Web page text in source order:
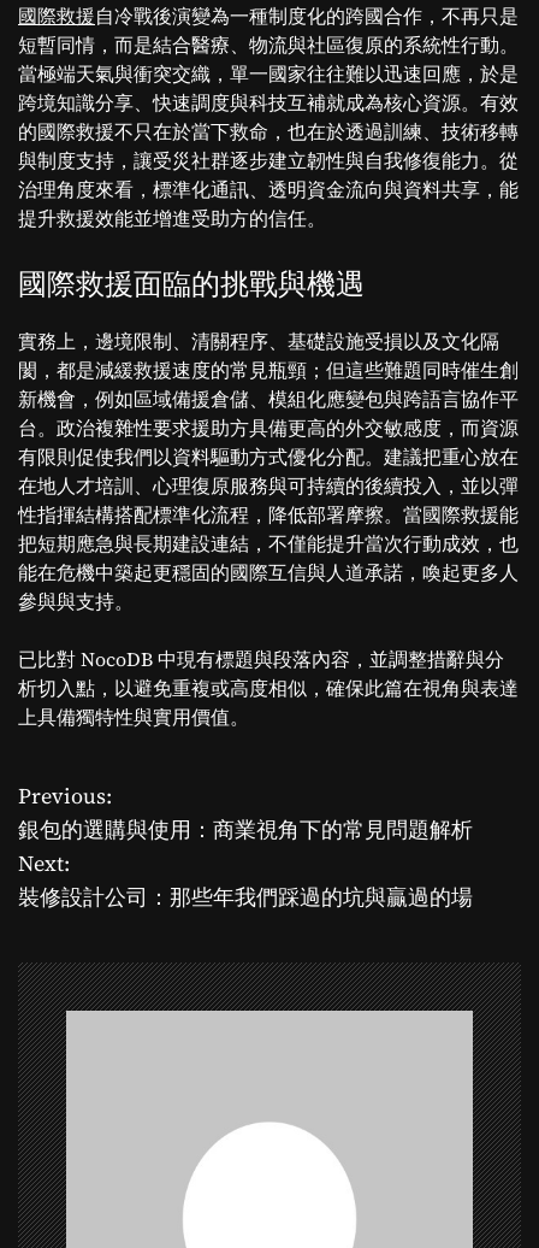
國際救援自冷戰後演變為一種制度化的跨國合作，不再只是
短暫同情，而是結合醫療、物流與社區復原的系統性行動。
當極端天氣與衝突交織，單一國家往往難以迅速回應，於是
跨境知識分享、快速調度與科技互補就成為核心資源。有效
的國際救援不只在於當下救命，也在於透過訓練、技術移轉
與制度支持，讓受災社群逐步建立韌性與自我修復能力。從
治理角度來看，標準化通訊、透明資金流向與資料共享，能
提升救援效能並增進受助方的信任。
國際救援面臨的挑戰與機遇
實務上，邊境限制、清關程序、基礎設施受損以及文化隔
閡，都是減緩救援速度的常見瓶頸；但這些難題同時催生創
新機會，例如區域備援倉儲、模組化應變包與跨語言協作平
台。政治複雜性要求援助方具備更高的外交敏感度，而資源
有限則促使我們以資料驅動方式優化分配。建議把重心放在
在地人才培訓、心理復原服務與可持續的後續投入，並以彈
性指揮結構搭配標準化流程，降低部署摩擦。當國際救援能
把短期應急與長期建設連結，不僅能提升當次行動成效，也
能在危機中築起更穩固的國際互信與人道承諾，喚起更多人
參與與支持。
已比對 NocoDB 中現有標題與段落內容，並調整措辭與分
析切入點，以避免重複或高度相似，確保此篇在視角與表達
上具備獨特性與實用價值。
P
o
s
t
n
a
v
i
g
Previous:
銀包的選購與使用：商業視角下的常見問題解析
Next:
裝修設計公司：那些年我們踩過的坑與贏過的場